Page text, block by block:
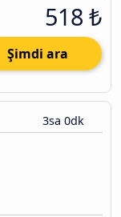
518 ₺
Şimdi ara
3sa 0dk